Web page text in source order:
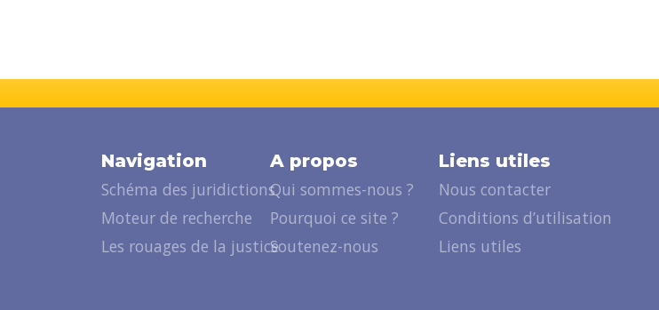
Navigation
Schéma des juridictions
Moteur de recherche
Les rouages de la justice
A propos
Qui sommes-nous ?
Pourquoi ce site ?
Soutenez-nous
Liens utiles
Nous contacter
Conditions d’utilisation
Liens utiles